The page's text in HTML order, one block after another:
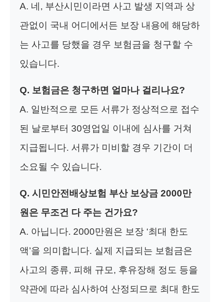
A. 네, 부산시민이라면 사고 발생 지역과 상
관없이 국내 어디에서든 보장 내용에 해당하
는 사고를 당했을 경우 보험금을 청구할 수
있습니다.
Q. 보험금은 청구하면 얼마나 걸리나요?
A. 일반적으로 모든 서류가 정상적으로 접수
된 날로부터 30영업일 이내에 심사를 거쳐
지급됩니다. 서류가 미비할 경우 기간이 더
소요될 수 있습니다.
Q. 시민안전배상보험 부산 보상금 2000만
원은 무조건 다 주는 건가요?
A. 아닙니다. 2000만원은 보장 ‘최대 한도
액’을 의미합니다. 실제 지급되는 보험금은
사고의 종류, 피해 규모, 후유장해 정도 등을
약관에 따라 심사하여 산정되므로 최대 한도